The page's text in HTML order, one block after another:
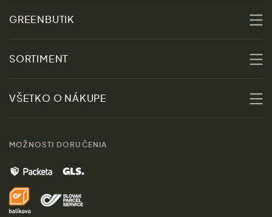
GREENBUTIK
Udržateľnosť
Kontakt
Značky
Pre médiá
SORTIMENT
Zľavy
Ženy
Muži
Darčeky
VŠETKO O NÁKUPE
Doprava a platba
MOŽNOSTI DORUČENIA